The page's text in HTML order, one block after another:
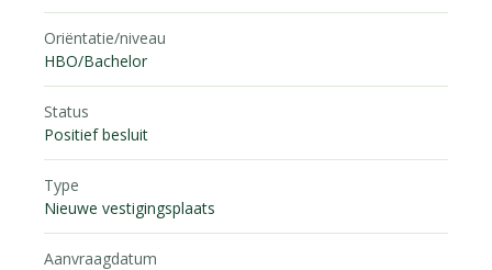
Oriëntatie/niveau
HBO/Bachelor
Status
Positief besluit
Type
Nieuwe vestigingsplaats
Aanvraagdatum